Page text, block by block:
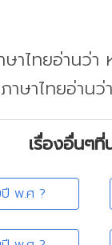
ษาไทยอ่านว่
าษาไทยอ่าน
เรื่องอื่นๆที่
พ.ศ ?